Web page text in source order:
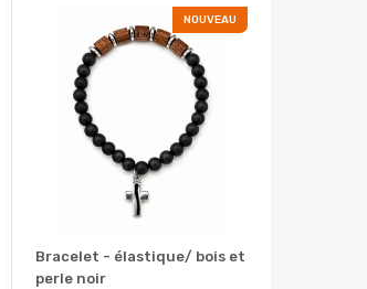
NOUVEAU
Bracelet - élastique/ bois et
perle noir